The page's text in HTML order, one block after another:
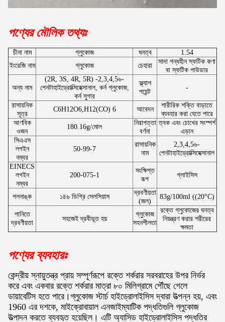
পণ্যের মৌলিক তথ্যঃ
চীনা নাম গ্লুকোজ ঘনত্ব
1.54
ইংরেজি নাম
গ্লুকোজ চেহারা
সাদা গন্ধহীন স্ফটিক কণা
বা স্ফটিক পাউডার
অন্য নাম
(2R, 3S, 4R, 5R) -2,3,4,5৬-
পেনটাহাইড্রোক্সিহেক্সানাল, কর্ন গ্লুকোজ,
কর্ন সুগার
ফ্ল্যাশ
পয়েন্ট
-
রাসায়নিক
সূত্র
C6H12O6,H12(CO) 6 আবেদন
শারীরিক শক্তি বাড়াতে
ব্যবহার করা যেতে পারে
আণবিক
ওজন
180.16g/মোল
নিরাপত্তা
বর্ণনা
ত্বক এবং চোখের সংস্পর্শ
এড়ান
সিএএস
লগইন
নম্বর
50-99-7
রাসায়নিক
নাম
2,3,4,5৬-
পেনটাহাইড্রোক্সিহেক্সানাল
EINECS
লগইন
নম্বর
200-075-1
সংক্ষিপ্ত
রূপ
গ্লাইসিস
গলনাঙ্ক ১৪৬ ডিগ্রি সেলসিয়াস
দ্রবণীয়তা
(জল)
83g/100ml ((20°C)
পানিতে
দ্রবণীয়তা
সহজেই দ্রবীভূত হয়
গ্লুকোজ
সহনশীলতা
রক্তে গ্লুকোজের ঘনত্ব
নিয়ন্ত্রণ করার শরীরের
ক্ষমতা
পণ্যের ব্যবহারঃ
কেন্দ্রীয় স্নায়ুতন্ত্র প্রায় সম্পূর্ণরূপে রক্তে শর্করার সরবরাহের উপর নির্ভর
করে এবং একবার রক্তে শর্করার মাত্রা ৮০ মিলিগ্রামে পৌঁছে গেলে
ডায়াবেটিস হতে পারে।গ্লুকোজ স্টার্চ হাইড্রোলাইসিস দ্বারা উত্পন্ন হয়, এবং
1960 এর দশকে, মাইক্রোবায়াল এনজাইম্যাটিক পদ্ধতিগুলি গ্লুকোজ
উত্পাদন করতে ব্যবহৃত হয়েছিল। এটি অ্যাসিড হাইড্রোলাইসিস পদ্ধতির